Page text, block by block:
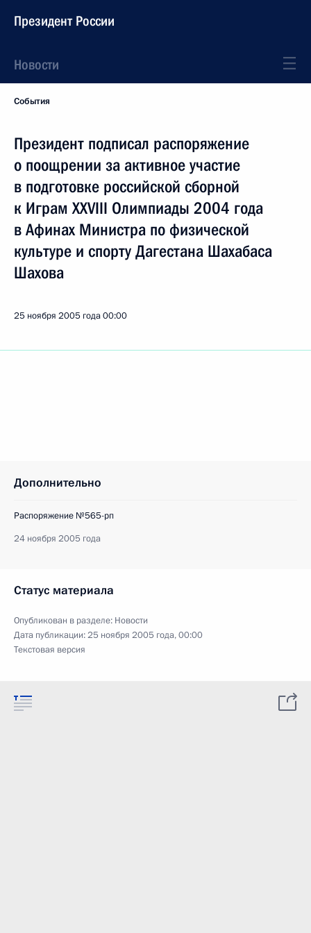
Президент России
Новости
События
Президент подписал распоряжение
о поощрении за активное участие
в подготовке российской сборной
к Играм XXVIII Олимпиады 2004 года
в Афинах Министра по физической
культуре и спорту Дагестана Шахабаса
Шахова
25 ноября 2005 года00:00
Дополнительно
Распоряжение №565-рп
24 ноября 2005 года
Статус материала
Опубликован в разделе: Новости
Дата публикации:25 ноября 2005 года, 00:00
Текстовая версия